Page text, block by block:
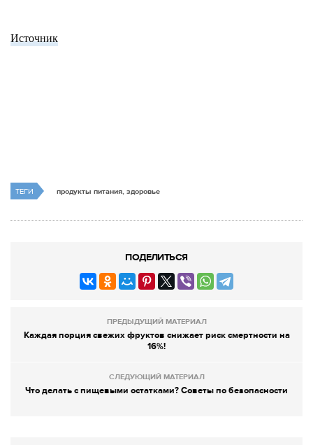
Источник
ТЕГИ продукты питания, здоровье
ПОДЕЛИТЬСЯ
ПРЕДЫДУЩИЙ МАТЕРИАЛ
Каждая порция свежих фруктов снижает риск смертности на
16%!
СЛЕДУЮЩИЙ МАТЕРИАЛ
Что делать с пищевыми остатками? Советы по безопасности